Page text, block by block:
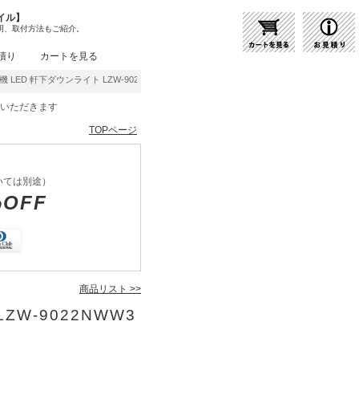
】
取付方法もご紹介。
り カートを見る
軒下ダウンライト LZW-9022NWW3 | 商品紹介 | 照明器具の通販・インテリア照明の通
ただきます
TOPページ
は別途）
商品リスト >>
9022NWW3